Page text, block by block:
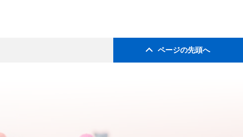
ページの先頭へ